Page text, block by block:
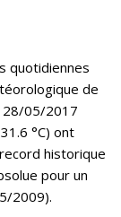
quotidiennes
de
28/05/2017
°C) ont
historique
pour un
2009).